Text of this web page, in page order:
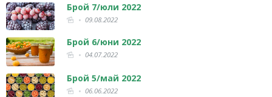
Брой 7/юли 2022
09.08.2022
Брой 6/юни 2022
04.07.2022
Брой 5/май 2022
06.06.2022